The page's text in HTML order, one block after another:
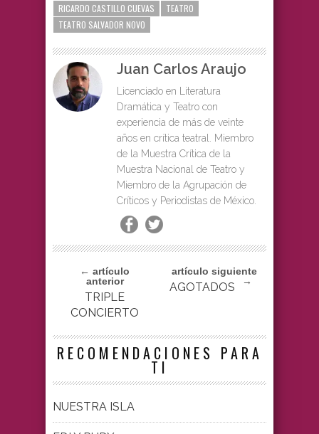
RICARDO CASTILLO CUEVAS
TEATRO
TEATRO SALVADOR NOVO
Juan Carlos Araujo
Licenciado en Literatura
Dramática y Teatro con
experiencia de más de veinte
años en crítica teatral. Miembro
de la Muestra Crítica de la
Muestra Nacional de Teatro y
Miembro de la Agrupación de
Críticos y Periodistas de México.
← artículo
anterior
TRIPLE
CONCIERTO
artículo siguiente
→
AGOTADOS
RECOMENDACIONES PARA
TI
NUESTRA ISLA